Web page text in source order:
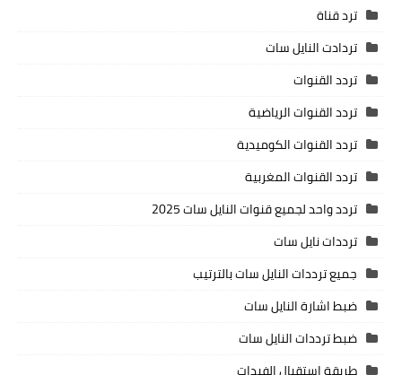
ترد قناة
تردادت النايل سات
تردد القنوات
تردد القنوات الرياضية
تردد القنوات الكوميدية
تردد القنوات المغربية
تردد واحد لجميع قنوات النايل سات 2025
ترددات نايل سات
جميع ترددات النايل سات بالترتيب
ضبط اشارة النايل سات
ضبط ترددات النايل سات